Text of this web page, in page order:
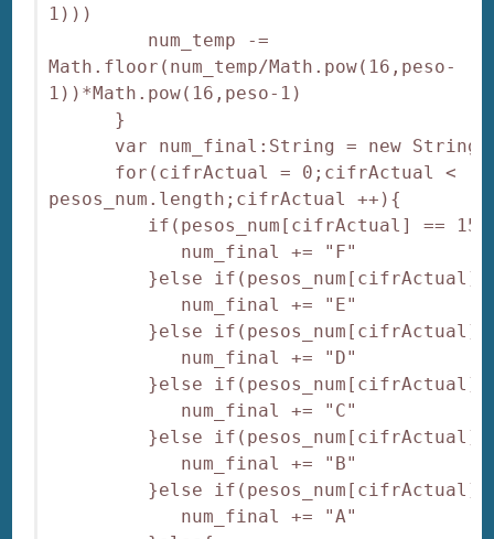
1)))
num_temp -=
Math.floor(num_temp/Math.pow(16,peso-
1))*Math.pow(16,peso-1)
}
var num_final:String = new
for(cifrActual = 0;cifrActual <
pesos_num.length;cifrActual ++){
if(pesos_num[cifrActual] ==
num_final += "F"
}else if(pesos_num[cifrActual]
num_final += "E"
}else if(pesos_num[cifrActual]
num_final += "D"
}else if(pesos_num[cifrActual]
num_final += "C"
}else if(pesos_num[cifrActual]
num_final += "B"
}else if(pesos_num[cifrActual]
num_final += "A"